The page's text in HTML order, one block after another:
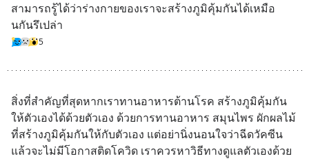
สามารถรู้ได้ว่าร่างกายของเราจะสร้างภูมิคุ้มกันได้เหมือ
นกันรึเปล่า
5
สิ่งที่สำคัญที่สุดหากเราทานอาหารต้านโรค สร้างภูมิคุ้มกัน
ให้ตัวเองได้ด้วยตัวเอง ด้วยการทานอาหาร สมุนไพร ผักผลไม้
ที่สร้างภูมิคุ้มกันให้กับตัวเอง แต่อย่านิ่งนอนใจว่าฉีดวัคซีน
แล้วจะไม่มีโอกาสติดโควิด เราควรหาวิธีทางดูแลตัวเองด้วย